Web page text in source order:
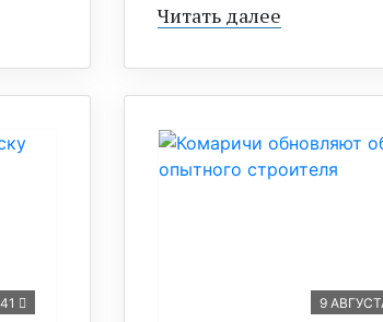
Читать далее
41 9